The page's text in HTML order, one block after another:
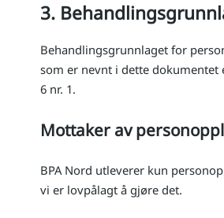
3.
Behandlingsgrunnlaget for
som er nevnt i dette dokumentet
6 nr. 1.
Mottaker av
BPA Nord utleverer kun
vi er lovpålagt å gjøre det.